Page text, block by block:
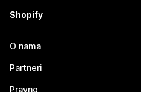
Shopify
O nama
Partneri
Pravno